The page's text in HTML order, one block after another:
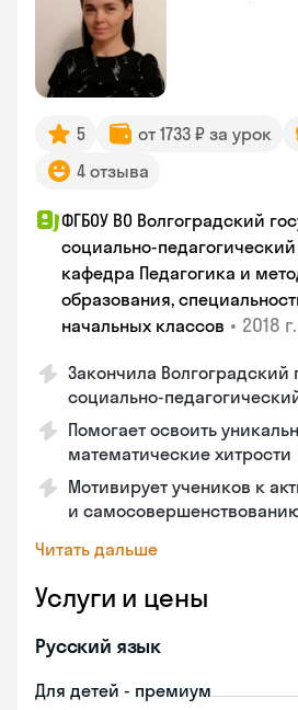
5 от 1733 ₽ за урок
4 отзыва
ФГБОУ ВО Волгоградский
социально-педагогический
кафедра Педагогика и
образования,
начальных классов • 2018 г.
Закончила Волгоградский
социально-
Помогает освоить
математические хитрости
Мотивирует учеников к
и
Читать дальше
Услуги и цены
Русский язык
Для детей - премиум